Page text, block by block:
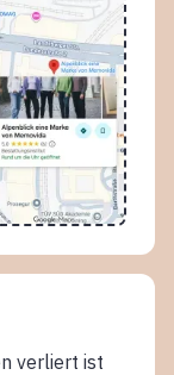
verliert ist